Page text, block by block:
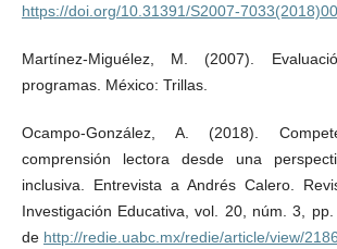
https://doi.org/10.31391/S2007-
Martínez-Miguélez, M. (2007).
programas. México: Trillas.
Ocampo-González, A. (2018).
comprensión lectora desde una
inclusiva. Entrevista a Andrés Calero.
Investigación Educativa, vol. 20, núm. 3,
de http://redie.uabc.mx/redie/article/view/2186